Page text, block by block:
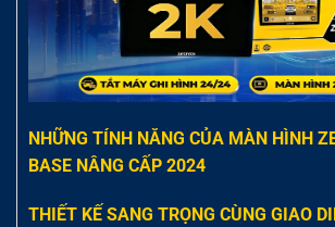
NHỮNG TÍNH NĂNG CỦA MÀN HÌNH
BASE NÂNG CẤP 2024
THIẾT KẾ SANG TRỌNG CÙNG GIAO